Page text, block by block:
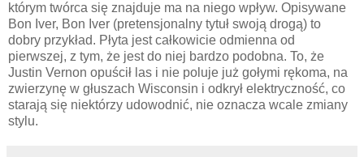
którym twórca się znajduje ma na niego wpływ. Opisywane
Bon Iver, Bon Iver (pretensjonalny tytuł swoją drogą) to
dobry przykład. Płyta jest całkowicie odmienna od
pierwszej, z tym, że jest do niej bardzo podobna. To, że
Justin Vernon opuścił las i nie poluje już gołymi rękoma, na
zwierzynę w głuszach Wisconsin i odkrył elektryczność, co
starają się niektórzy udowodnić, nie oznacza wcale zmiany
stylu.